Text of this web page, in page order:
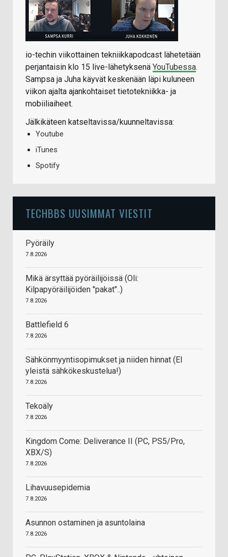
io-techin viikottainen tekniikkapodcast lähetetään
perjantaisin klo 15 live-lähetyksenä YouTubessa.
Sampsa ja Juha käyvät keskenään läpi kuluneen
viikon ajalta ajankohtaiset tietotekniikka- ja
mobiiliaiheet.
Jälkikäteen katseltavissa/kuunneltavissa:
Youtube
iTunes
Spotify
TECHBBS UUSIMMAT VIESTIT
Pyöräily
7.8.2026
Mikä ärsyttää pyöräilijöissä (Oli:
Kilpapyöräilijöiden "pakat"..)
7.8.2026
Battlefield 6
7.8.2026
Sähkönmyyntisopimukset ja niiden hinnat (EI
yleistä sähkökeskustelua!)
7.8.2026
Tekoäly
7.8.2026
Kingdom Come: Deliverance II (PC, PS5/Pro,
XBX/S)
7.8.2026
Lihavuusepidemia
7.8.2026
Asunnon ostaminen ja asuntolaina
7.8.2026